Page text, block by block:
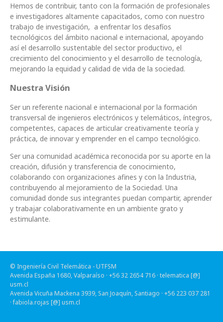
Hemos de contribuir, tanto con la formación de profesionales
e investigadores altamente capacitados, como con nuestro
trabajo de investigación, a enfrentar los desafíos
tecnológicos del ámbito nacional e internacional, apoyando
así el desarrollo sustentable del sector productivo, el
crecimiento del conocimiento y el desarrollo de tecnología,
mejorando la equidad y calidad de vida de la sociedad.
Nuestra Visión
Ser un referente nacional e internacional por la formación
transversal de ingenieros electrónicos y telemáticos, íntegros,
competentes, capaces de articular creativamente teoría y
práctica, de innovar y emprender en el campo tecnológico.
Ser una comunidad académica reconocida por su aporte en la
creación, difusión y transferencia de conocimiento,
colaborando con organizaciones afines y con la Industria,
contribuyendo al mejoramiento de la Sociedad. Una
comunidad donde sus integrantes puedan compartir, aprender
y trabajar colaborativamente en un ambiente grato y
estimulante.
© Ingeniería Civil Telemática - UTFSM
Avenida España 1680, Valparaíso · +56 32 2654 716 · telematica [@]
usm.cl
Avenida Vicuña Mackena 3939, San Joaquín, Santiago · +56 223 037 281
·fabiola.rojas [@] usm.cl